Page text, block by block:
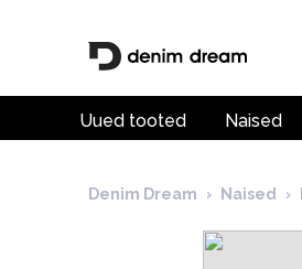
Uued tooted Naised
Denim Dream › Naised ›